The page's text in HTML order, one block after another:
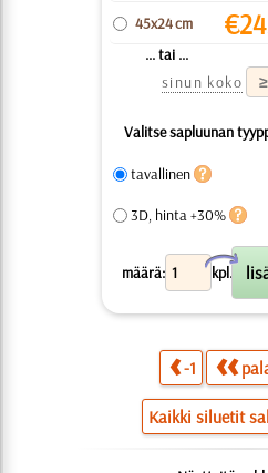
45x24 cm €
... tai ...
sinun koko
Valitse sapluunan
tavallinen
3D, hinta +30%
määrä: kpl.
X
-1
Kaikki siluetit